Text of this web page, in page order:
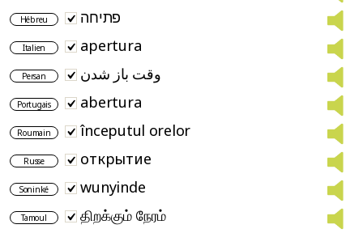
Hébreu פתיחה
Italien apertura
Persan وقت باز شدن
Portugais abertura
Roumain începutul orelor
Russe открытие
Soninké wunyinde
Tamoul திறக்கும் நேரம்